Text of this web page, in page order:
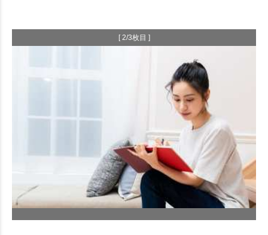
[ 2/3枚目 ]